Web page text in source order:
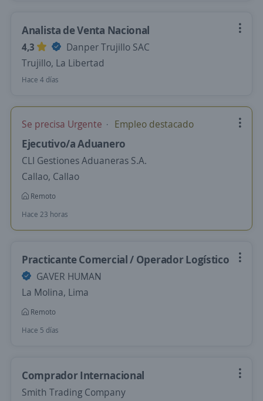
Analista de Venta Nacional
4,3
Danper Trujillo SAC
Trujillo, La Libertad
Hace 4 días
Se precisa Urgente Empleo destacado
Ejecutivo/a Aduanero
CLI Gestiones Aduaneras S.A.
Callao, Callao
Remoto
Hace 23 horas
Practicante Comercial / Operador Logístico
GAVER HUMAN
La Molina, Lima
Remoto
Hace 5 días
Comprador Internacional
Smith Trading Company